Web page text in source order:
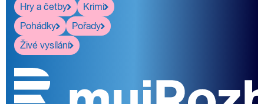
Hry a četby
Krimi
Pohádky
Pořady
Živé vysílání